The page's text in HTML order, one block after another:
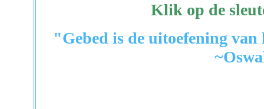
Klik op de
"Gebed is de uitoefening